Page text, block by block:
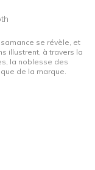
se révèle, et
illustrent, à travers la
la noblesse des
de la marque.